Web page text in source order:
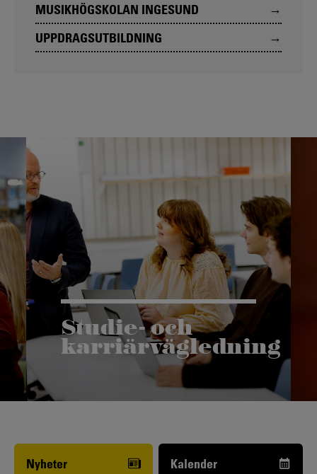
MUSIKHÖGSKOLAN INGESUND
UPPDRAGSUTBILDNING
Studie- och
karriärvägledning
Funderar du på att börja studera? Våra
studie- och karriärvägledare kan hjälpa
Nyheter Kalender